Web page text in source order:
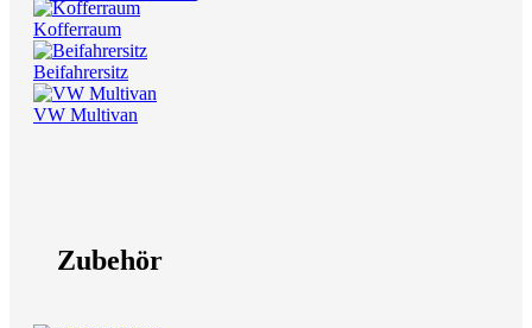
Kofferraum
Beifahrersitz
VW Multivan
Zubehör